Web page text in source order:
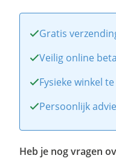
Gratis
Veilig online
Fysieke winkel
Persoonlijk
Heb je nog vragen